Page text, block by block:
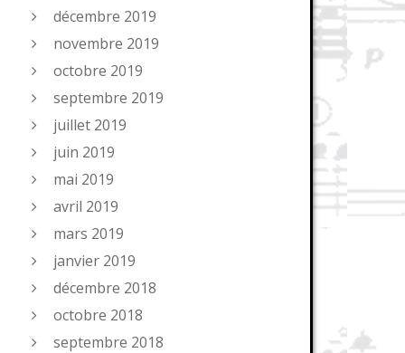
décembre 2019
novembre 2019
octobre 2019
septembre 2019
juillet 2019
juin 2019
mai 2019
avril 2019
mars 2019
janvier 2019
décembre 2018
octobre 2018
septembre 2018